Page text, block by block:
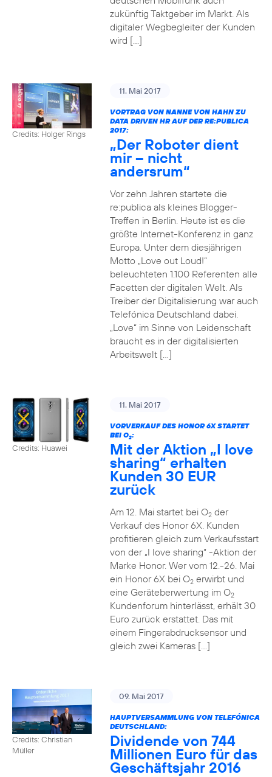
zukünftig Taktgeber im Markt. Als
digitaler Wegbegleiter der Kunden
wird […]
Credits: Holger Rings
11. Mai 2017
VORTRAG VON NANNE VON HAHN ZU
DATA DRIVEN HR AUF DER RE:PUBLICA
2017:
„Der Roboter dient
mir – nicht
andersrum“
Vor zehn Jahren startete die
re:publica als kleines Blogger-
Treffen in Berlin. Heute ist es die
größte Internet-Konferenz in ganz
Europa. Unter dem diesjährigen
Motto „Love out Loud!“
beleuchteten 1.100 Referenten alle
Facetten der digitalen Welt. Als
Treiber der Digitalisierung war auch
Telefónica Deutschland dabei.
„Love“ im Sinne von Leidenschaft
braucht es in der digitalisierten
Arbeitswelt […]
Credits: Huawei
11. Mai 2017
VORVERKAUF DES HONOR 6X STARTET
BEI O2:
Mit der Aktion „I love
sharing“ erhalten
Kunden 30 EUR
zurück
Am 12. Mai startet bei O2der
Verkauf des Honor 6X. Kunden
profitieren gleich zum Verkaufsstart
von der „I love sharing“ -Aktion der
Marke Honor. Wer vom 12.-26. Mai
ein Honor 6X bei O2erwirbt und
eine Geräteberwertung im O2
Kundenforum hinterlässt, erhält 30
Euro zurück erstattet. Das mit
einem Fingerabdrucksensor und
gleich zwei Kameras […]
Credits: Christian
Müller
09. Mai 2017
HAUPTVERSAMMLUNG VON TELEFÓNICA
DEUTSCHLAND:
Dividende von 744
Millionen Euro für das
Geschäftsjahr 2016